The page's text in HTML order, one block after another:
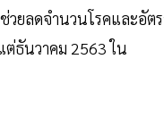
วยลดจำนวนโรคและอัต
ต่ธันวาคม 2563 ใน